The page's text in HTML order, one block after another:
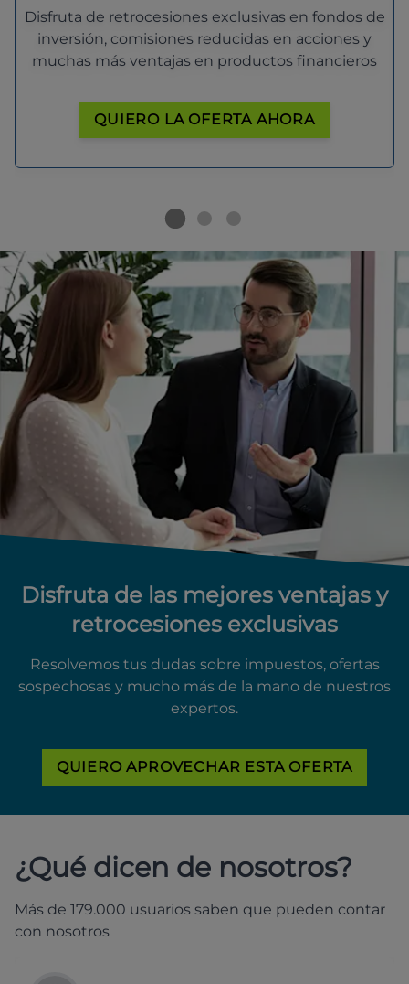
Disfruta de retrocesiones exclusivas en fondos de
inversión, comisiones reducidas en acciones y
muchas más ventajas en productos financieros
QUIERO LA OFERTA AHORA
Disfruta de las mejores ventajas y
retrocesiones exclusivas
Resolvemos tus dudas sobre impuestos, ofertas
sospechosas y mucho más de la mano de nuestros
expertos.
QUIERO APROVECHAR ESTA OFERTA
¿Qué dicen de nosotros?
Más de 179.000 usuarios saben que pueden contar
con nosotros